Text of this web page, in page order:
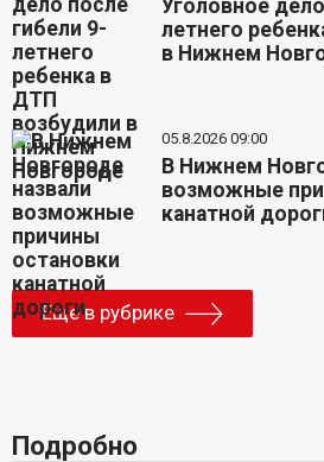
Уголовное
летнего
в Нижнем
05.8.2026 09:00
В Нижнем
возможные
канатной
Еще в рубрике
Подробно